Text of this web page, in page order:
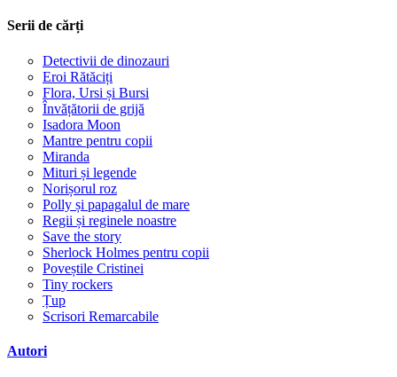
Serii de cărți
Detectivii de dinozauri
Eroi Rătăciți
Flora, Ursi și Bursi
Învățătorii de grijă
Isadora Moon
Mantre pentru copii
Miranda
Mituri și legende
Norișorul roz
Polly și papagalul de mare
Regii și reginele noastre
Save the story
Sherlock Holmes pentru copii
Poveștile Cristinei
Tiny rockers
Țup
Scrisori Remarcabile
Autori